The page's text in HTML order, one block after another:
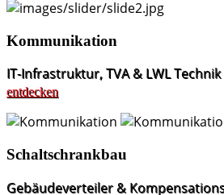
Kommunikation
IT-Infrastruktur, TVA & LWL Technik
entdecken
Schaltschrankbau
Gebäudeverteiler &